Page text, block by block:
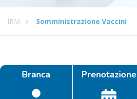
IRM Somministrazione Vaccini
Branca Prenotazione